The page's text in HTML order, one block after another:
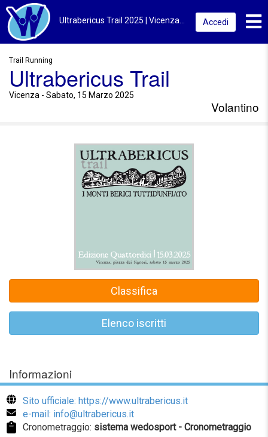
Accedi
Trail Running
Ultrabericus Trail
Vicenza - Sabato, 15 Marzo 2025
Volantino
Informazioni
Sito ufficiale: https://www.ultrabericus.it
e-mail: info@ultrabericus.it
Cronometraggio: sistema wedosport - Cronometraggio
Classifica
Elenco iscritti